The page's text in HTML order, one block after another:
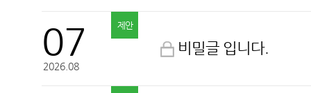
07
2026.08
제안
비밀글 입니다.